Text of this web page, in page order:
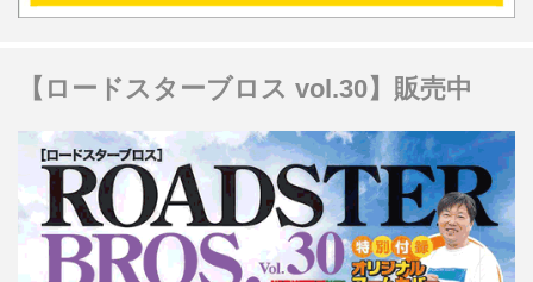
【ロードスターブロス vol.30】販売中